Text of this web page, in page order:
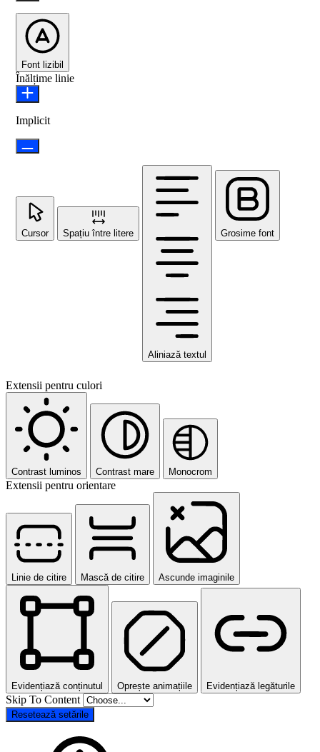
Font lizibil
Înălțime linie
Implicit
Cursor Spațiu între litere
Aliniază textul
Grosime font
Extensii pentru culori
Contrast luminos Contrast mare Monocrom
Extensii pentru orientare
Linie de citire Mască de citire Ascunde imaginile
Evidențiază conținutul Oprește animațiile Evidențiază legăturile
Skip To Content
Resetează setările